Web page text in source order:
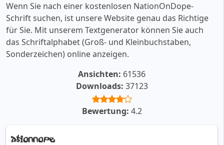
Wenn Sie nach einer kostenlosen NationOnDope-
Schrift suchen, ist unsere Website genau das Richtige
für Sie. Mit unserem Textgenerator können Sie auch
das Schriftalphabet (Groß- und Kleinbuchstaben,
Sonderzeichen) online anzeigen.
Ansichten: 61536
Downloads: 37123
Bewertung: 4.2